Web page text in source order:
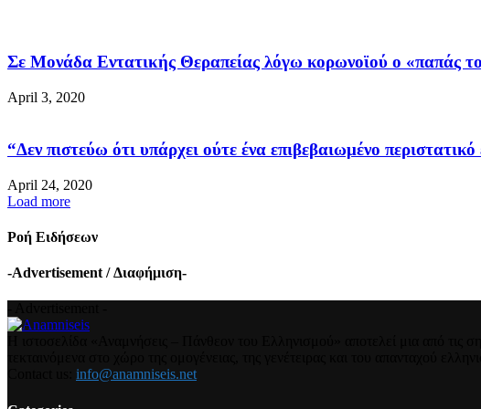
Σε Μονάδα Εντατικής Θεραπείας λόγω κορωνοϊού ο «παπάς
April 3, 2020
“Δεν πιστεύω ότι υπάρχει ούτε ένα επιβεβαιωμένο
April 24, 2020
Load more
Ροή Ειδήσεων
-Advertisement / Διαφήμιση-
info@anamniseis.net